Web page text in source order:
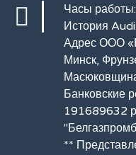
Часы
История Audi
Адрес ООО
Минск,
Банковские
191689632
**